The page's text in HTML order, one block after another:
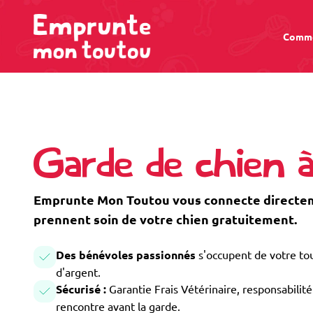
Garde de chien
Emprunte Mon Toutou vous connecte
prennent soin de votre chien gratuitement.
Des bénévoles passionnés s'occupent de votre
d'argent.
Sécurisé : Garantie Frais Vétérinaire,
rencontre avant la garde.